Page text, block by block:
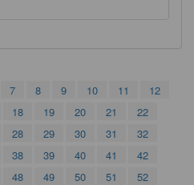
7 8 9 10 11
12
18 19 20 21
22
28 29 30 31
32
38 39 40 41
42
48 49 50 51
52